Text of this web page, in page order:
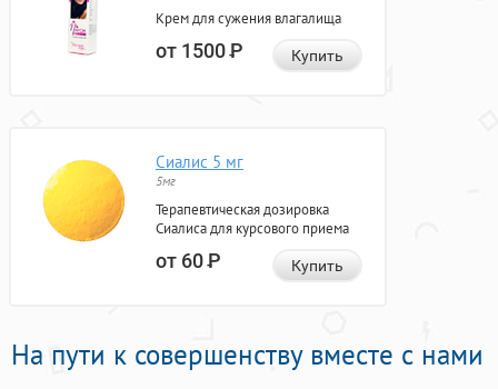
Крем для сужения влагалища
от 1500Р Купить
Сиалис 5 мг
5мг
Терапевтическая дозировка
Сиалиса для курсового приема
от 60Р Купить
На пути к совершенству вместе с нами